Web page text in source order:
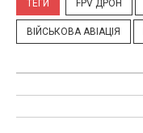
ТЕГИ FPV ДРОН
ВІЙСЬКОВА АВІАЦІЯ